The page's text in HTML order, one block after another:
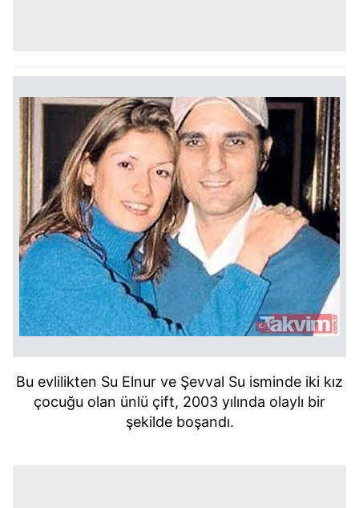
Bu evlilikten Su Elnur ve Şevval Su isminde iki kız
çocuğu olan ünlü çift, 2003 yılında olaylı bir
şekilde boşandı.